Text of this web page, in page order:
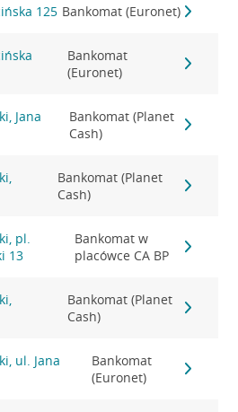
125 Bankomat (Euronet)
Bankomat
(Euronet)
Jana
Bankomat (Planet
Cash)
Bankomat (Planet
Cash)
pl.
13
Bankomat w
placówce CA BP
Bankomat (Planet
Cash)
ul. Jana
Bankomat
(Euronet)